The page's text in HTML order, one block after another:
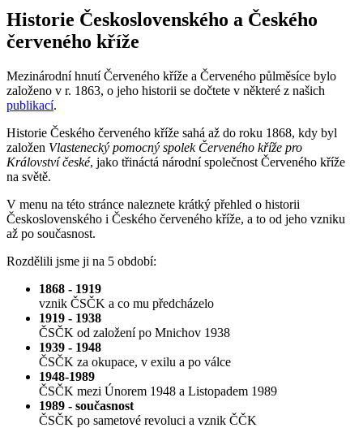
Historie Československého a Českého
červeného kříže
Mezinárodní hnutí Červeného kříže a Červeného půlměsíce bylo
založeno v r. 1863, o jeho historii se dočtete v některé z našich
publikací.
Historie Českého červeného kříže sahá až do roku 1868, kdy byl
založen Vlastenecký pomocný spolek Červeného kříže pro
Království české, jako třináctá národní společnost Červeného kříže
na světě.
V menu na této stránce naleznete krátký přehled o historii
Československého i Českého červeného kříže, a to od jeho vzniku
až po současnost.
Rozdělili jsme ji na 5 období:
1868 - 1919
vznik ČSČK a co mu předcházelo
1919 - 1938
ČSČK od založení po Mnichov 1938
1939 - 1948
ČSČK za okupace, v exilu a po válce
1948-1989
ČSČK mezi Únorem 1948 a Listopadem 1989
1989 - současnost
ČSČK po sametové revoluci a vznik ČČK